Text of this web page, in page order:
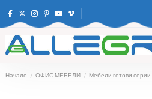
Начало ОФИС МЕБЕЛИ Мебели готови серии